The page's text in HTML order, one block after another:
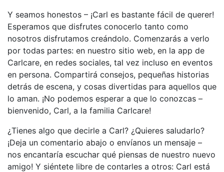
Y seamos honestos – ¡Carl es bastante fácil de querer!
Esperamos que disfrutes conocerlo tanto como
nosotros disfrutamos creándolo. Comenzarás a verlo
por todas partes: en nuestro sitio web, en la app de
Carlcare, en redes sociales, tal vez incluso en eventos
en persona. Compartirá consejos, pequeñas historias
detrás de escena, y cosas divertidas para aquellos que
lo aman. ¡No podemos esperar a que lo conozcas –
bienvenido, Carl, a la familia Carlcare!
¿Tienes algo que decirle a Carl? ¿Quieres saludarlo?
¡Deja un comentario abajo o envíanos un mensaje –
nos encantaría escuchar qué piensas de nuestro nuevo
amigo! Y siéntete libre de contarles a otros: Carl está